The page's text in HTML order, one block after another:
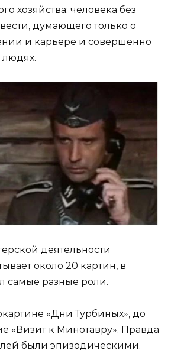
хозяйства: человека без
думающего только о
и карьере и совершенно
деятельности
около 20 картин, в
самые разные роли.
«Дни Турбиных», до
«Визит к Минотавру». Правда
были эпизодическими.